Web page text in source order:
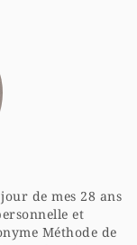
de mes 28 ans
et
Méthode de